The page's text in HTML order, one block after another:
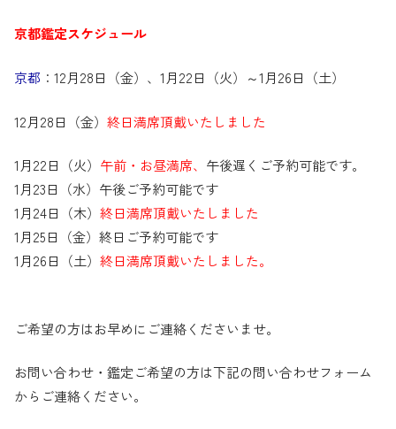
京都鑑定スケジュール
京都 ：12月28日（金）、1月22日（火）～1月26日（土）
12月28日（金） 終日満席頂戴いたしました
1月22日（火） 午前・お昼満席、 午後遅くご予約可能です。
1月23日（水）午後ご予約可能です
1月24日（木） 終日満席頂戴いたしました
1月25日（金）終日ご予約可能です
1月26日（土） 終日満席頂戴いたしました。
ご希望の方はお早めにご連絡くださいませ。
お問い合わせ・鑑定ご希望の方は下記の問い合わせフォーム
からご連絡ください。